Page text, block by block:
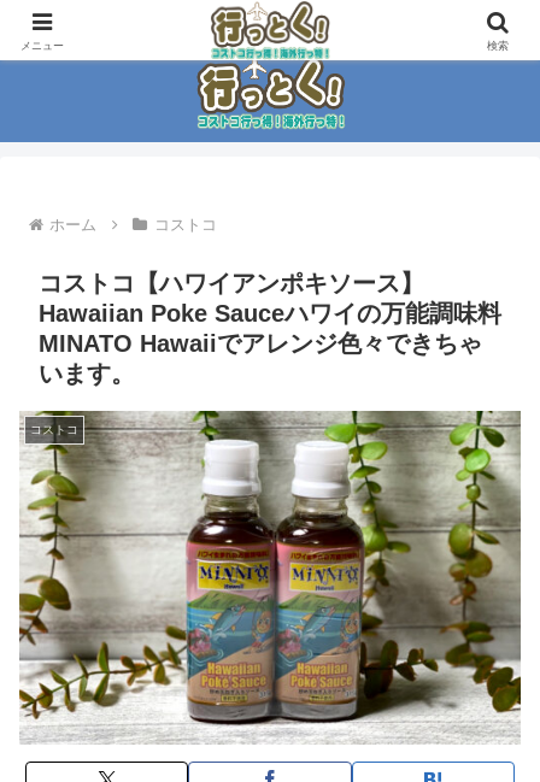
コストコ大好き家族がイチ押商品紹介！！
ホーム コストコ
コストコ【ハワイアンポキソース】
Hawaiian Poke Sauceハワイの万能調味料
MINATO Hawaiiでアレンジ色々できちゃ
います。
コストコ
メニュー 検索